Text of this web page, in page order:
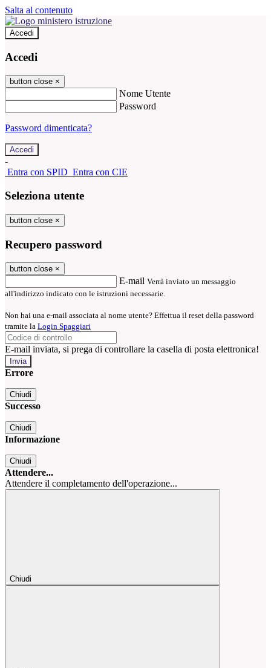
Salta al contenuto
Accedi
Accedi
button close ×
Nome Utente
Password
Password dimenticata?
-
Entra con SPID Entra con CIE
Seleziona utente
button close ×
Recupero password
button close ×
E-mail Verrà inviato un messaggio
all'indirizzo indicato con le istruzioni necessarie.
Non hai una e-mail associata al nome utente? Effettua il reset della password
tramite la Login Spaggiari
E-mail inviata, si prega di controllare la casella di posta elettronica!
Errore
Chiudi
Successo
Chiudi
Informazione
Chiudi
Attendere...
Attendere il completamento dell'operazione...
Chiudi